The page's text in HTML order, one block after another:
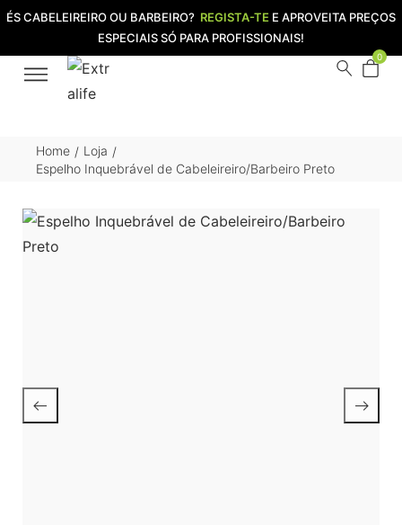
ÉS CABELEIREIRO OU BARBEIRO? REGISTA-TE E APROVEITA PREÇOS
ESPECIAIS SÓ PARA PROFISSIONAIS!
0
Home / Loja /
Espelho Inquebrável de Cabeleireiro/Barbeiro Preto